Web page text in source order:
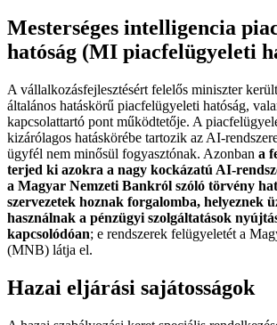
Mesterséges intelligencia
hatóság (MI piacfelügyeleti
A vállalkozásfejlesztésért felelős miniszter
általános hatáskörű piacfelügyeleti hatóság,
kapcsolattartó pont működtetője. A
kizárólagos hatáskörébe tartozik az AI-
ügyfél nem minősül fogyasztónak. Azonban a
terjed ki azokra a nagy kockázatú AI-
a Magyar Nemzeti Bankról szóló törvény
szervezetek hoznak forgalomba, helyeznek
használnak a pénzügyi szolgáltatások
kapcsolódóan; e rendszerek felügyeletét a
(MNB) látja el.
Hazai eljárási sajátosságok